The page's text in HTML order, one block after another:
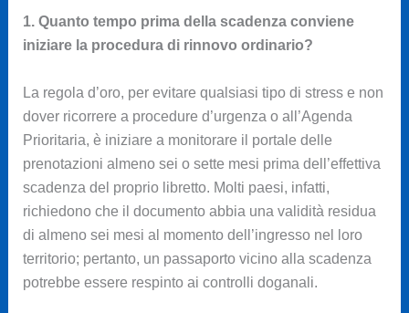
1. Quanto tempo prima della scadenza conviene
iniziare la procedura di rinnovo ordinario?
La regola d’oro, per evitare qualsiasi tipo di stress e non
dover ricorrere a procedure d’urgenza o all’Agenda
Prioritaria, è iniziare a monitorare il portale delle
prenotazioni almeno sei o sette mesi prima dell’effettiva
scadenza del proprio libretto. Molti paesi, infatti,
richiedono che il documento abbia una validità residua
di almeno sei mesi al momento dell’ingresso nel loro
territorio; pertanto, un passaporto vicino alla scadenza
potrebbe essere respinto ai controlli doganali.